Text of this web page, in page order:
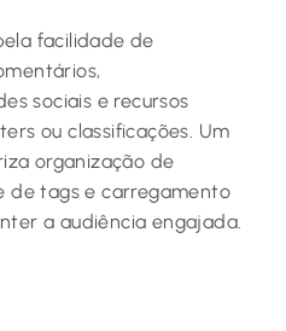
facilidade de
sociais e recursos
ou classificações. Um
organização de
de tags e carregamento
a audiência engajada.